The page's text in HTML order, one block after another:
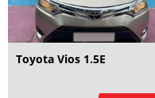
Toyota Vios 1.5E